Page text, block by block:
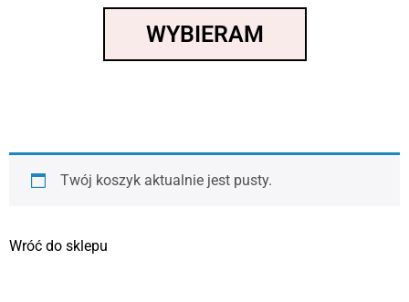
WYBIERAM
Twój koszyk aktualnie jest pusty.
Wróć do sklepu